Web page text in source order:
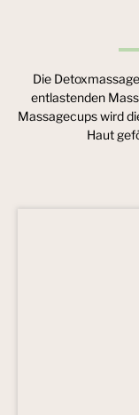
Die
entlastenden
Massagecups wird
Haut